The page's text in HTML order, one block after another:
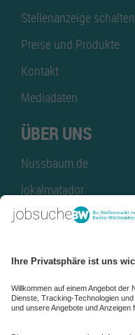
Stellenanzeige schalten
Preise und Produkte
Kontakt
Mediadaten
ÜBER UNS
Nussbaum.de
lokalmatador
kaufinBW
NussbaumID
Nussbaum Medien